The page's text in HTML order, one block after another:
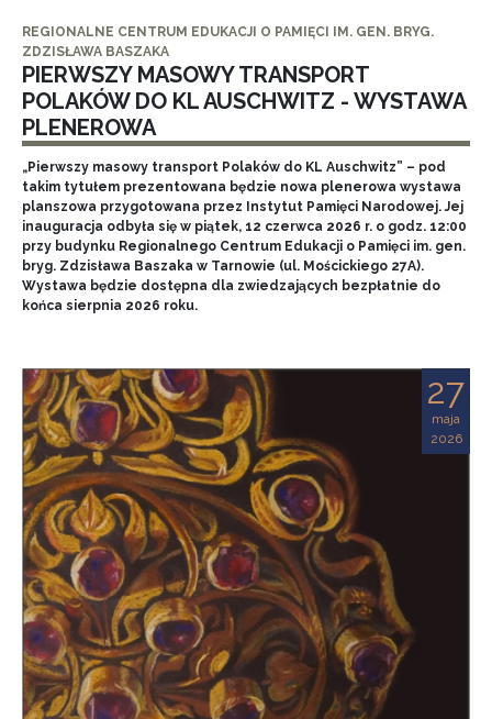
REGIONALNE CENTRUM EDUKACJI O PAMIĘCI IM. GEN. BRYG.
ZDZISŁAWA BASZAKA
PIERWSZY MASOWY TRANSPORT
POLAKÓW DO KL AUSCHWITZ - WYSTAWA
PLENEROWA
„Pierwszy masowy transport Polaków do KL Auschwitz” – pod
takim tytułem prezentowana będzie nowa plenerowa wystawa
planszowa przygotowana przez Instytut Pamięci Narodowej. Jej
inauguracja odbyła się w piątek, 12 czerwca 2026 r. o godz. 12:00
przy budynku Regionalnego Centrum Edukacji o Pamięci im. gen.
bryg. Zdzisława Baszaka w Tarnowie (ul. Mościckiego 27A).
Wystawa będzie dostępna dla zwiedzających bezpłatnie do
końca sierpnia 2026 roku.
27
maja
2026